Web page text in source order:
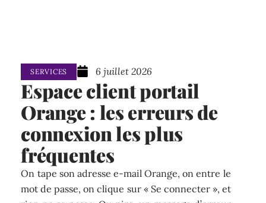
SERVICES 6 juillet 2026
Espace client portail
Orange : les erreurs de
connexion les plus
fréquentes
On tape son adresse e-mail Orange, on entre le
mot de passe, on clique sur « Se connecter », et